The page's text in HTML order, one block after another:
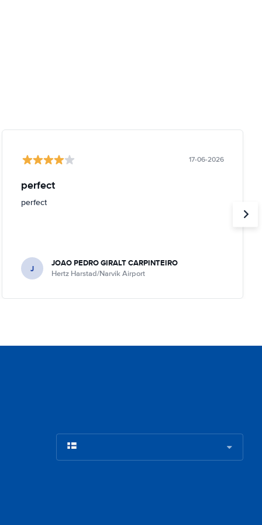
17-06-2026
perfect
perfect
J JOAO PEDRO GIRALT CARPINTEIRO
Hertz Harstad/Narvik Airport